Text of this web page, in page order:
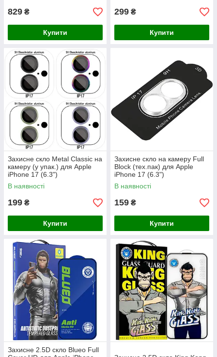
829 ₴
Купити
299 ₴
Купити
Захисне скло Metal Classic на
камеру (у упак.) для Apple
iPhone 17 (6.3")
В наявності
199 ₴
Купити
Захисне скло на камеру Full
Block (тех.пак) для Apple
iPhone 17 (6.3")
В наявності
159 ₴
Купити
Захисне 2.5D скло Blueo Full